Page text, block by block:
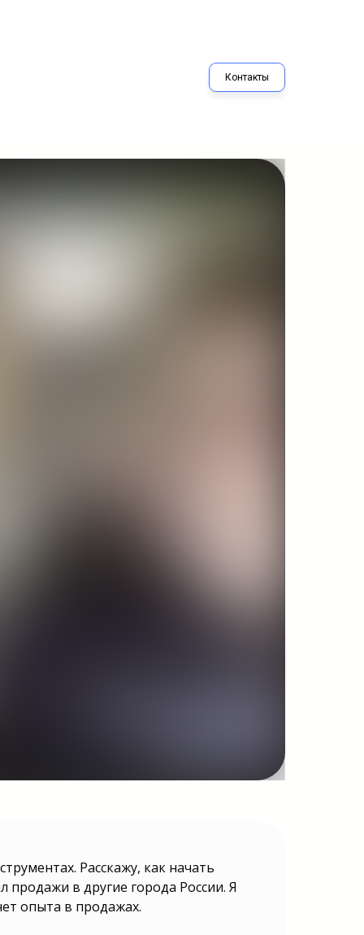
Контакты
Расскажу, как начать
продажи в другие города России. Я
опыта в продажах.